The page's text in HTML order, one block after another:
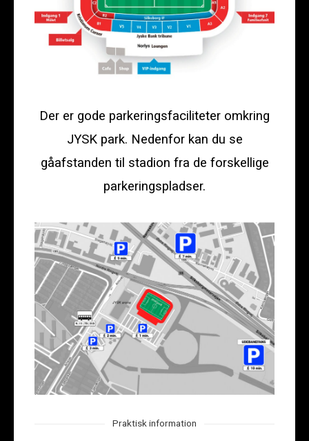
Der er gode parkeringsfaciliteter omkring
JYSK park. Nedenfor kan du se
gåafstanden til stadion fra de forskellige
parkeringspladser.
Praktisk information